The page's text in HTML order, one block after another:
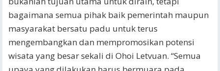
bagaimana semua pihak baik pemerintah maupun
masyarakat bersatu padu untuk terus
mengembangkan dan mempromosikan potensi
wisata yang besar sekali di Ohoi Letvuan. “Semua